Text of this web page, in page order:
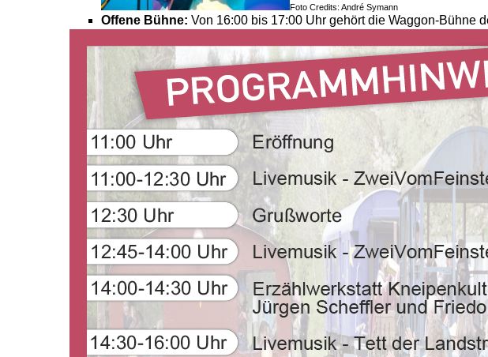
Foto Credits: André Symann
Offene Bühne: Von 16:00 bis 17:00 Uhr gehört die Waggon-Bühne